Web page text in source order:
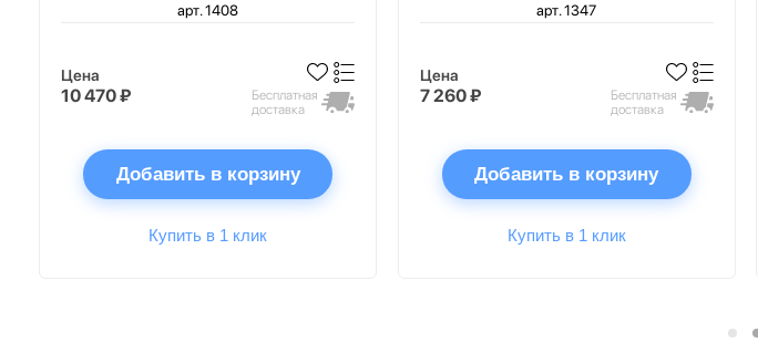
арт. 1408
Цена
10 470 ₽
Бесплатная
доставка
Добавить в корзину
Купить в 1 клик
арт. 1347
Цена
7 260 ₽
Бесплатная
доставка
Добавить в корзину
Купить в 1 клик